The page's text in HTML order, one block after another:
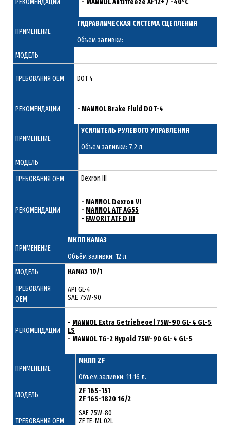
РЕКОМЕНДАЦИИ - MANNOL Antifreeze AF12+ / -40°C
ПРИМЕНЕНИЕ
ГИДРАВЛИЧЕСКАЯ СИСТЕМА СЦЕПЛЕНИЯ
Объём заливки:
МОДЕЛЬ
ТРЕБОВАНИЯ ОЕМ DOT 4
РЕКОМЕНДАЦИИ - MANNOL Brake Fluid DOT-4
ПРИМЕНЕНИЕ
УСИЛИТЕЛЬ РУЛЕВОГО УПРАВЛЕНИЯ
Объём заливки: 7,2 л
МОДЕЛЬ
ТРЕБОВАНИЯ ОЕМ
Dexron III
РЕКОМЕНДАЦИИ
- MANNOL Dexron VI
- MANNOL ATF AG55
- FAVORIT ATF D III
ПРИМЕНЕНИЕ
МКПП КАМАЗ
Объём заливки: 12 л.
МОДЕЛЬ
КАМАЗ 10/1
ТРЕБОВАНИЯ
ОЕМ
API GL-4
SAE 75W-90
РЕКОМЕНДАЦИИ
- MANNOL Extra Getriebeoel 75W-90 GL-4 GL-5
LS
- MANNOL TG-2 Hypoid 75W-90 GL-4 GL-5
ПРИМЕНЕНИЕ
МКПП ZF
Объём заливки: 11-16 л.
МОДЕЛЬ
ZF 16S-151
ZF 16S-1820 16/2
ТРЕБОВАНИЯ ОЕМ
SAE 75W-80
ZF TE-ML 02L